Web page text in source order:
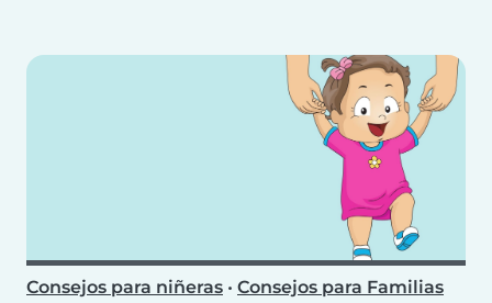
Consejos para niñeras • Consejos para Familias